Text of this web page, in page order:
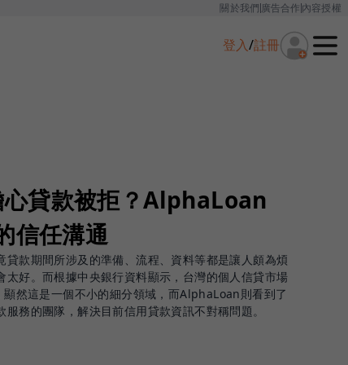
關於我們廣告合作內容授權
登入/註冊
貸款被拒？AlphaLoan
信任溝通
款期間所涉及的準備、流程、資料等都是讓人頗為煩
好。而根據中央銀行資料顯示，台灣的個人信貸市場
然這是一個不小的細分領域，而AlphaLoan則看到了
務的團隊，解決目前信用貸款資訊不對稱問題。